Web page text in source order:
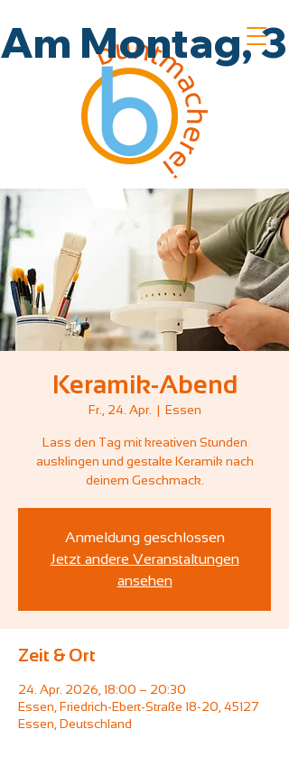
Am Montag,
Keramik-Abend
Fr., 24. Apr.
  |
Essen
Lass den Tag mit kreativen Stunden
ausklingen und gestalte Keramik nach
deinem Geschmack.
Anmeldung geschlossen
Jetzt andere Veranstaltungen
ansehen
Zeit & Ort
24. Apr. 2026, 18:00 – 20:30
Essen, Friedrich-Ebert-Straße 18-20, 45127
Essen, Deutschland